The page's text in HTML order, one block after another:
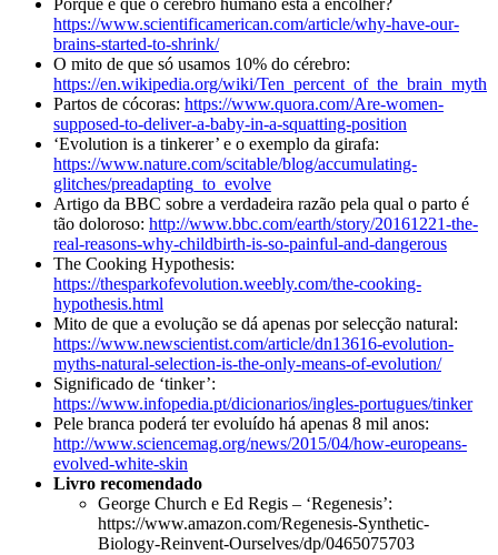
Porque é que o cérebro humano está a encolher?
https://www.scientificamerican.com/article/why-have-our-
brains-started-to-shrink/
O mito de que só usamos 10% do cérebro:
https://en.wikipedia.org/wiki/Ten_percent_of_the_brain_myth
Partos de cócoras: https://www.quora.com/Are-women-
supposed-to-deliver-a-baby-in-a-squatting-position
‘Evolution is a tinkerer’ e o exemplo da girafa:
https://www.nature.com/scitable/blog/accumulating-
glitches/preadapting_to_evolve
Artigo da BBC sobre a verdadeira razão pela qual o parto é
tão doloroso: http://www.bbc.com/earth/story/20161221-the-
real-reasons-why-childbirth-is-so-painful-and-dangerous
The Cooking Hypothesis:
https://thesparkofevolution.weebly.com/the-cooking-
hypothesis.html
Mito de que a evolução se dá apenas por selecção natural:
https://www.newscientist.com/article/dn13616-evolution-
myths-natural-selection-is-the-only-means-of-evolution/
Significado de ‘tinker’:
https://www.infopedia.pt/dicionarios/ingles-portugues/tinker
Pele branca poderá ter evoluído há apenas 8 mil anos:
http://www.sciencemag.org/news/2015/04/how-europeans-
evolved-white-skin
Livro recomendado
George Church e Ed Regis – ‘Regenesis’:
https://www.amazon.com/Regenesis-Synthetic-
Biology-Reinvent-Ourselves/dp/0465075703